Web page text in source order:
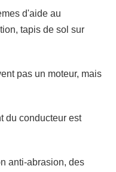
d'aide au
tapis de sol sur
pas un moteur, mais
du conducteur est
anti-abrasion, des